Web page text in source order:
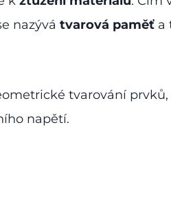
nazývá tvarová paměť a
tvarování
napětí.